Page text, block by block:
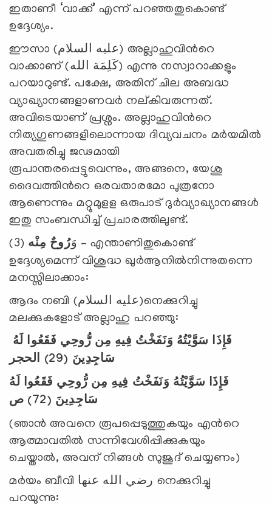
ഇതാണീ ‘വാക്ക്’ എന്ന് പറഞ്ഞതുകൊണ്ട്
ഉദ്ദേശ്യം.
ഈസാ (عليه السلام) അല്ലാഹുവിന്‍റെ
വാക്കാണ് (كَلِمَة الله) എന്നു നസ്വാറാക്കളും
പറയാറുണ്ട്. പക്ഷേ, അതിന് ചില അബദ്ധ
വ്യാഖ്യാനങ്ങളാണവര്‍ നല്കിവരുന്നത്.
അവിടെയാണ് പ്രശ്നം. അല്ലാഹുവിന്‍റെ
നിത്യഗുണങ്ങളിലൊന്നായ ദിവ്യവചനം മര്‍യമില്‍
അവതരിച്ചു ജഢമായി
രൂപാന്തരപ്പെട്ടുവെന്നും, അങ്ങനെ, യേശു
ദൈവത്തിന്‍റെ ഒരവതാരമോ പുത്രനോ
ആണെന്നും മറ്റുമുളള ഒരുപാട് ദുര്‍വ്യാഖ്യാനങ്ങള്‍
ഇതു സംബന്ധിച്ച് പ്രചാരത്തിലുണ്ട്.
(3) وَرُوحٌ مِنْه
– എന്താണിതുകൊണ്ട്
ഉദ്ദേശ്യമെന്ന് വിശുദ്ധ ഖുര്‍ആനില്‍നിന്നുതന്നെ
മനസ്സിലാക്കാം:
ആദം നബി (عليه السلام)നെക്കുറിച്ചു
മലക്കുകളോട് അല്ലാഹു പറഞ്ഞു:
فَإِذَا سَوَّيْتُهُ وَنَفَخْتُ فِيهِ مِن رُّوحِي فَقَعُوا لَهُ
سَاجِدِينَ (29)
الحجر
فَإِذَا سَوَّيْتُهُ وَنَفَخْتُ فِيهِ مِن رُّوحِي فَقَعُوا لَهُ
سَاجِدِينَ (72) ص
(ഞാന്‍ അവനെ രൂപപ്പെടുത്തുകയും എന്‍റെ
ആത്മാവതില്‍ സന്നിവേശിപ്പിക്കുകയും
ചെയ്താല്‍, അവന് നിങ്ങള്‍ സുജൂദ് ചെയ്യണം)
മര്‍യം ബീവി رضي الله عنها നെക്കുറിച്ചു
പറയുന്നു: